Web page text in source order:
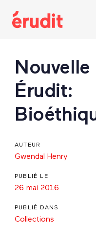
links
Nouvelle
Érudit:
AUTEUR
Gwendal Henry
PUBLIÉ LE
26 mai 2016
PUBLIÉ DANS
Collections
Post
navigation